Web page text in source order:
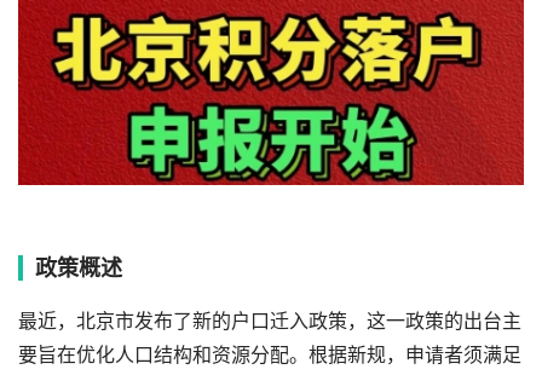
政策概述
最近，北京市发布了新的户口迁入政策，这一政策的出台主
要旨在优化人口结构和资源分配。根据新规，申请者须满足